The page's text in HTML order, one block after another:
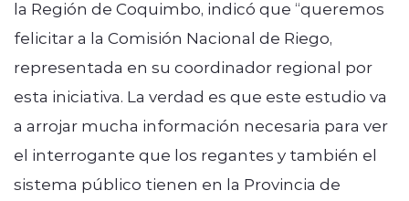
la Región de Coquimbo, indicó que “queremos
felicitar a la Comisión Nacional de Riego,
representada en su coordinador regional por
esta iniciativa. La verdad es que este estudio va
a arrojar mucha información necesaria para ver
el interrogante que los regantes y también el
sistema público tienen en la Provincia de